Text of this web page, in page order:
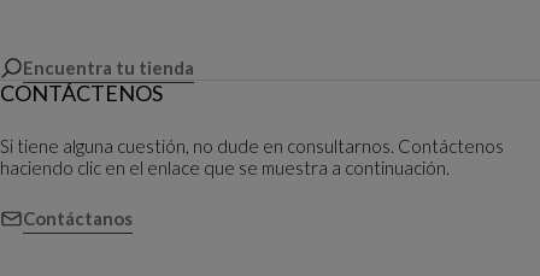
Encuentra tu tienda
CONTÁCTENOS
Si tiene alguna cuestión, no dude en consultarnos. Contáctenos
haciendo clic en el enlace que se muestra a continuación.
Contáctanos